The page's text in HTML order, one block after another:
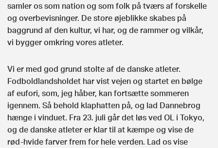
samler os som nation og som folk på tværs af forskelle
og overbevisninger. De store øjeblikke skabes på
baggrund af den kultur, vi har, og de rammer og vilkår,
vi bygger omkring vores atleter.
Vi er med god grund stolte af de danske atleter.
Fodboldlandsholdet har vist vejen og startet en bølge
af eufori, som, jeg håber, kan fortsætte sommeren
igennem. Så behold klaphatten på, og lad Dannebrog
hænge i vinduet. Fra 23. juli går det løs ved OL i Tokyo,
og de danske atleter er klar til at kæmpe og vise de
rød-hvide farver frem for hele verden. Lad os vise